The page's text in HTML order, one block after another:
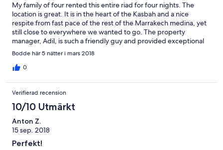
My family of four rented this entire riad for four nights. The
location is great. It is in the heart of the Kasbah and a nice
respite from fast pace of the rest of the Marrakech medina, yet
still close to everywhere we wanted to go. The property
manager, Adil, is such a friendly guy and provided exceptional
service throughout our stay (do note if you rent the whole place
riad and the food was delicious. The actual riad looks just like the
it!
Bodde här 5 nätter i mars 2018
0
Verifierad recension
10/10 Utmärkt
Anton Z.
15 sep. 2018
Perfekt!